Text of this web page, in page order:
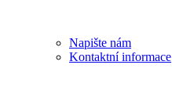
Napište nám
Kontaktní informace